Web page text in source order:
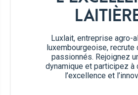
Luxlait, entreprise agro-
luxembourgeoise, recrute
passionnés. Rejoignez
dynamique et participez à
l’excellence et
de vin blanc
pincée de
oeufs